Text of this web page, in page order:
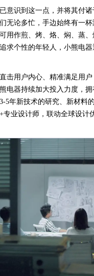
意识到这一点，并将其付
无论多忙，手边始终有一
用作煎、烤、烙、焖、蒸
求个性的年轻人，小熊电
击用户内心、精准满足用
电器持续加大投入力度，
5年新技术的研究、新材料
专业设计师，联动全球设